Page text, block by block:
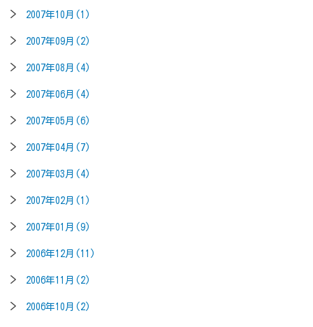
2007年10月(1)
2007年09月(2)
2007年08月(4)
2007年06月(4)
2007年05月(6)
2007年04月(7)
2007年03月(4)
2007年02月(1)
2007年01月(9)
2006年12月(11)
2006年11月(2)
2006年10月(2)